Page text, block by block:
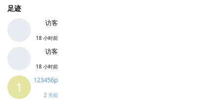
足迹
访客
18 小时前
访客
18 小时前
1 123456p
2 天前